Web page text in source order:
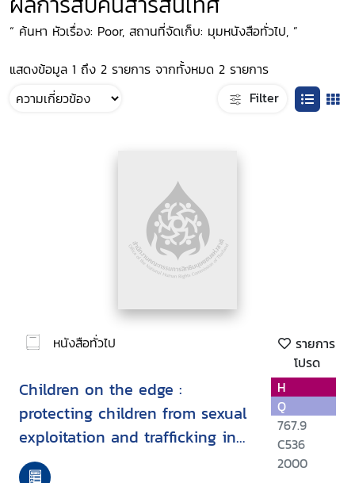
“ ค้นหา หัวเรื่อง: Poor, สถานที่จัดเก็บ: มุมหนังสือทั่วไป, ”
แสดงข้อมูล 1 ถึง 2 รายการ จากทั้งหมด 2 รายการ
Filter
หนังสือทั่วไป
รายการ
โปรด
Children on the edge :
protecting children from sexual
exploitation and trafficking in
East Asia and the Pacific
H
Q
767.9
C536
2000